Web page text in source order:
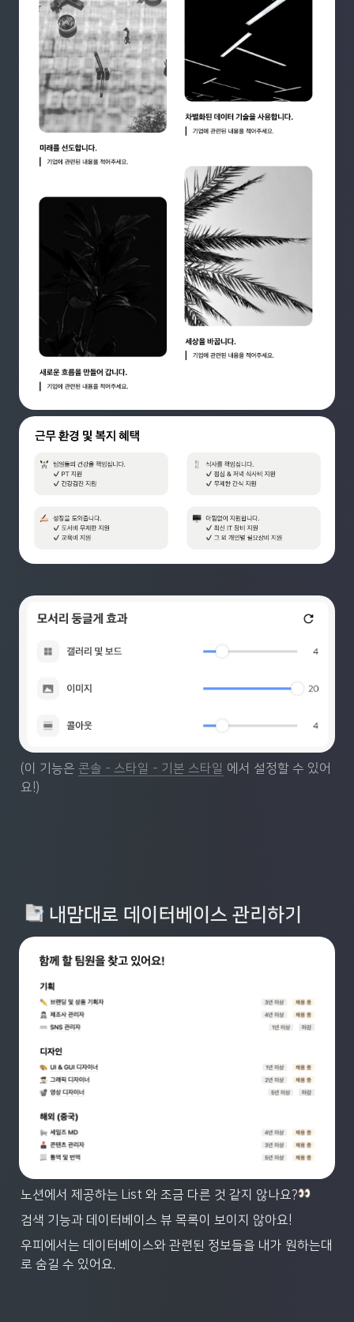
(이 기능은 콘솔 - 스타일 - 기본 스타일 에서 설정할 수 있어
요!)
내맘대로 데이터베이스 관리하기
노션에서 제공하는 List 와 조금 다른 것 같지 않나요?
검색 기능과 데이터베이스 뷰 목록이 보이지 않아요!
우피에서는 데이터베이스와 관련된 정보들을 내가 원하는대
로 숨길 수 있어요.